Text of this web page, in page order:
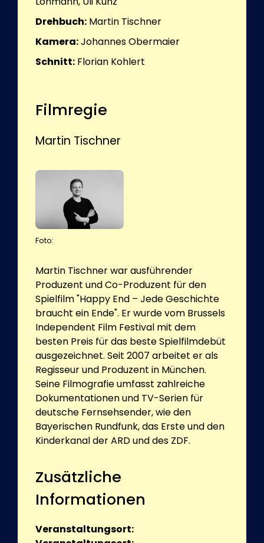
Drehbuch: Martin Tischner
Kamera:Johannes Obermaier
Schnitt: Florian Kohlert
Filmregie
Martin Tischner
Foto:
Martin Tischner war ausführender
Produzent und Co-Produzent für den
Spielfilm "Happy End – Jede Geschichte
braucht ein Ende". Er wurde vom Brussels
Independent Film Festival mit dem
besten Preis für das beste Spielfilmdebüt
ausgezeichnet. Seit 2007 arbeitet er als
Regisseur und Produzent in München.
Seine Filmografie umfasst zahlreiche
Dokumentationen und TV-Serien für
deutsche Fernsehsender, wie den
Bayerischen Rundfunk, das Erste und den
Kinderkanal der ARD und des ZDF.
Zusätzliche
Informationen
Veranstaltungsort: